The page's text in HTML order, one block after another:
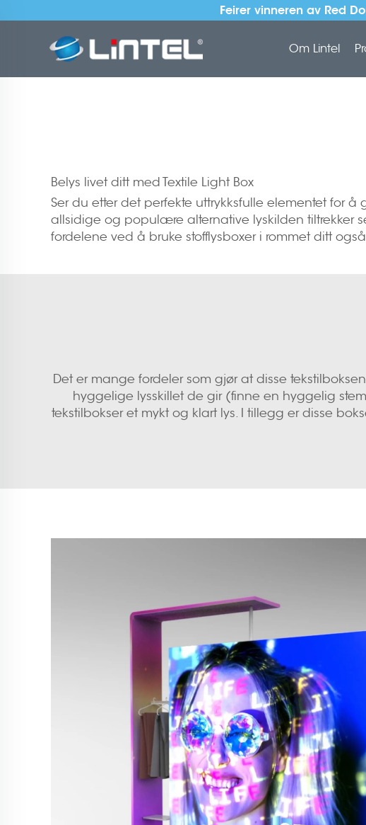
Feirer vinneren av Red
Om Lintel
Belys livet ditt med Textile Light Box
Ser du etter det perfekte uttrykksfulle elementet for å
allsidige og populære alternative lyskilden tiltrekker
fordelene ved å bruke stofflysboxer i rommet ditt
Det er mange fordeler som gjør at disse
hyggelige lysskillet de gir (finne en hyggelig
tekstilbokser et mykt og klart lys. I tillegg er disse